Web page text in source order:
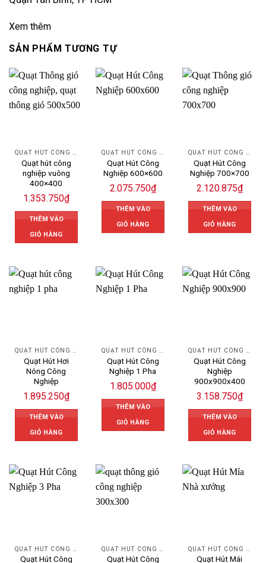
Xem thêm
SẢN PHẨM TƯƠNG TỰ
QUẠT HÚT CÔNG NGHIỆP
Quạt hút công
nghiệp vuông
400×400
1.353.750₫
THÊM VÀO
GIỎ HÀNG
QUẠT HÚT CÔNG NGHIỆP
Quạt Hút Công
Nghiệp 600×600
2.075.750₫
THÊM VÀO
GIỎ HÀNG
QUẠT HÚT CÔNG NGHIỆP
Quạt Hút Công
Nghiệp 700×700
2.120.875₫
THÊM VÀO
GIỎ HÀNG
QUẠT HÚT CÔNG NGHIỆP
Quạt Hút Hơi
Nóng Công
Nghiệp
1.895.250₫
THÊM VÀO
GIỎ HÀNG
QUẠT HÚT CÔNG NGHIỆP
Quạt Hút Công
Nghiệp 1 Pha
1.805.000₫
THÊM VÀO
GIỎ HÀNG
QUẠT HÚT CÔNG NGHIỆP
Quạt Hút Công
Nghiệp
900x900x400
3.158.750₫
THÊM VÀO
GIỎ HÀNG
Quạt Hút Công
Quạt Hút Công
Quạt Hút Mái